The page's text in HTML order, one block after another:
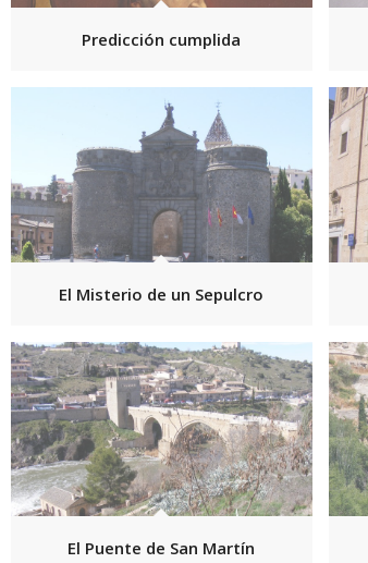
Predicción cumplida
El Misterio de un Sepulcro
El Puente de San Martín